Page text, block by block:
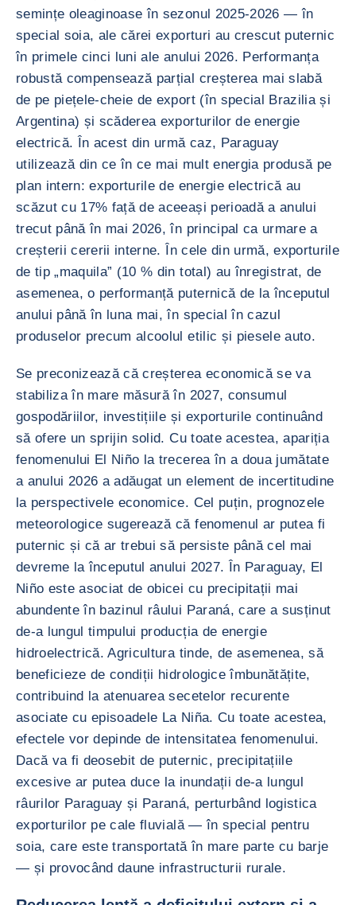
semințe oleaginoase în sezonul 2025-2026 — în
special soia, ale cărei exporturi au crescut puternic
în primele cinci luni ale anului 2026. Performanța
robustă compensează parțial creșterea mai slabă
de pe piețele-cheie de export (în special Brazilia și
Argentina) și scăderea exporturilor de energie
electrică. În acest din urmă caz, Paraguay
utilizează din ce în ce mai mult energia produsă pe
plan intern: exporturile de energie electrică au
scăzut cu 17% față de aceeași perioadă a anului
trecut până în mai 2026, în principal ca urmare a
creșterii cererii interne. În cele din urmă, exporturile
de tip „maquila” (10 % din total) au înregistrat, de
asemenea, o performanță puternică de la începutul
anului până în luna mai, în special în cazul
produselor precum alcoolul etilic și piesele auto.
Se preconizează că creșterea economică se va
stabiliza în mare măsură în 2027, consumul
gospodăriilor, investițiile și exporturile continuând
să ofere un sprijin solid. Cu toate acestea, apariția
fenomenului El Niño la trecerea în a doua jumătate
a anului 2026 a adăugat un element de incertitudine
la perspectivele economice. Cel puțin, prognozele
meteorologice sugerează că fenomenul ar putea fi
puternic și că ar trebui să persiste până cel mai
devreme la începutul anului 2027. În Paraguay, El
Niño este asociat de obicei cu precipitații mai
abundente în bazinul râului Paraná, care a susținut
de-a lungul timpului producția de energie
hidroelectrică. Agricultura tinde, de asemenea, să
beneficieze de condiții hidrologice îmbunătățite,
contribuind la atenuarea secetelor recurente
asociate cu episoadele La Niña. Cu toate acestea,
efectele vor depinde de intensitatea fenomenului.
Dacă va fi deosebit de puternic, precipitațiile
excesive ar putea duce la inundații de-a lungul
râurilor Paraguay și Paraná, perturbând logistica
exporturilor pe cale fluvială — în special pentru
soia, care este transportată în mare parte cu barje
— și provocând daune infrastructurii rurale.